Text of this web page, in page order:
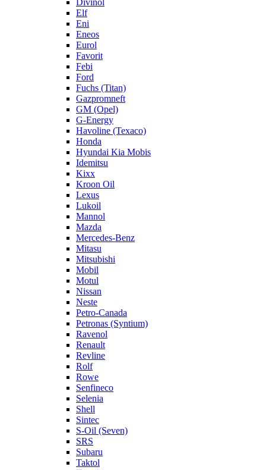
Elf
Eni
Eneos
Eurol
Favorit
Febi
Ford
Fuchs (Titan)
Gazpromneft
GM (Opel)
G-Energy
Havoline (Texaco)
Honda
Hyundai Kia Mobis
Idemitsu
Kixx
Kroon Oil
Lexus
Lukoil
Mannol
Mazda
Mercedes-Benz
Mitasu
Mitsubishi
Mobil
Motul
Nissan
Neste
Petro-Canada
Petronas (Syntium)
Ravenol
Renault
Revline
Rolf
Rowe
Senfineco
Selenia
Shell
Sintec
S-Oil (Seven)
SRS
Subaru
Taktol